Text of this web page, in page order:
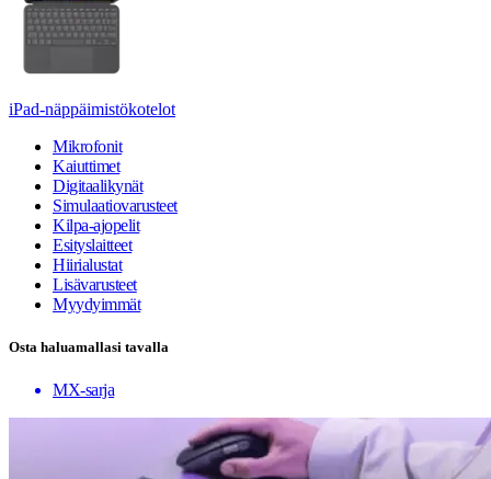
iPad-näppäimistökotelot
Mikrofonit
Kaiuttimet
Digitaalikynät
Simulaatiovarusteet
Kilpa-ajopelit
Esityslaitteet
Hiirialustat
Lisävarusteet
Myydyimmät
Osta haluamallasi tavalla
MX-sarja